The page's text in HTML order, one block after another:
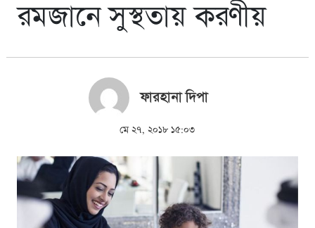
রমজানে সুস্থতায় করণীয়
ফারহানা দিপা
মে ২৭, ২০১৮ ১৫:০৩